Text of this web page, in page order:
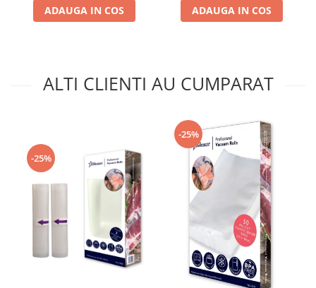
ADAUGA IN COS ADAUGA IN COS
ALTI CLIENTI AU CUMPARAT
-25%
-25%